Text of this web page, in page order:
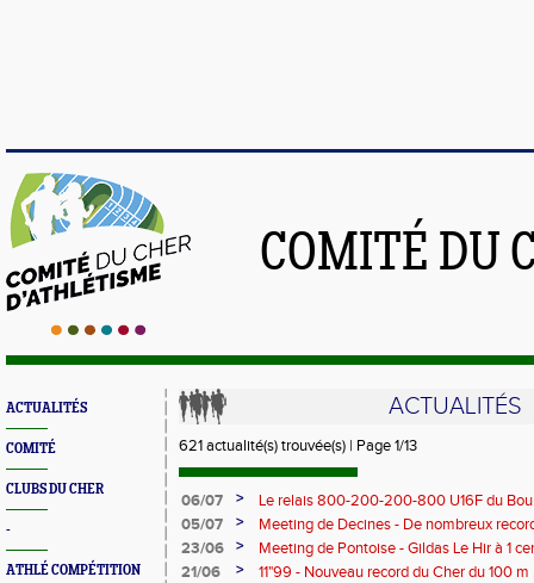
COMITÉ DU
ACTUALITÉS
COMITÉ
CLUBS DU CHER
-
ATHLÉ COMPÉTITION
ACTUALITÉS
621 actualité(s) trouvée(s) | Page 1/13
06/07 >
Le relais 800-200-200-800 U16F du
champion de France
05/07 >
Meeting de Decines - De nombreux
23/06
>
Meeting de Pontoise - Gildas Le Hir à 1
Cher sur 800 m
21/06 >
11"99 - Nouveau record du Cher du 100